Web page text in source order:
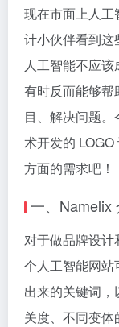
现在市面上人
计小伙伴看到
人工智能不应
有时反而能够
目、解决问题
术开发的
方面的需求吧！
一、Namelix
对于做品牌设计
个人工智能网
出来的关键词
关度、不同变体